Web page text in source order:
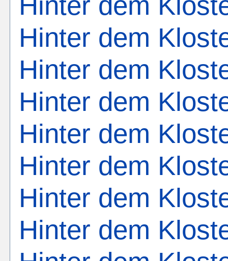
Hinter dem
Hinter dem
Hinter dem
Hinter dem
Hinter dem
Hinter dem
Hinter dem